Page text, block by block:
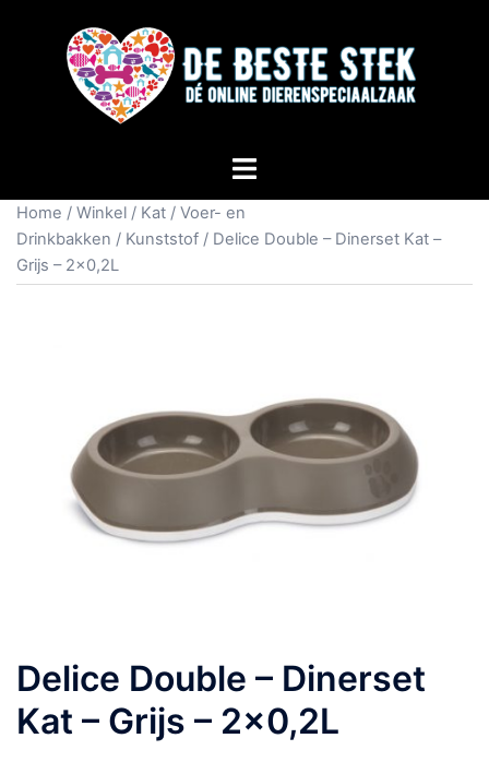
Home / Winkel / Kat / Voer- en
Drinkbakken / Kunststof / Delice Double – Dinerset Kat –
Grijs – 2×0,2L
Delice Double – Dinerset
Kat – Grijs – 2×0,2L